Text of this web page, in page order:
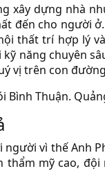
xây dựng nhà
đến cho người
thất trí hợp lý
năng chuyên
vị trên con
vì thế Anh
mỹ cao,